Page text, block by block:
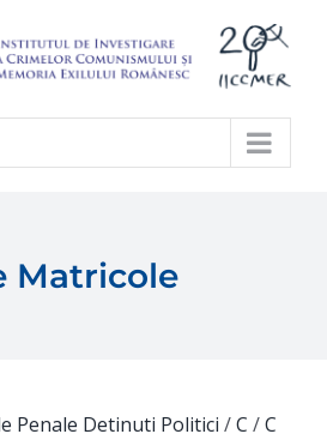
Matricole
Penale Detinuti Politici /C /C